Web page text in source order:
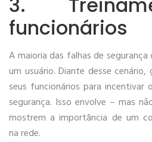
funcionários
A maioria das falhas de
um usuário. Diante desse
seus funcionários para
segurança. Isso envolve – mas
mostrem a importância de um
na rede.